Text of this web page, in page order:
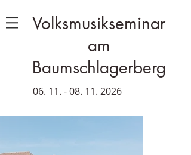
Volksmusikseminar
am
Baumschlagerberg
06. 11. - 08. 11. 2026